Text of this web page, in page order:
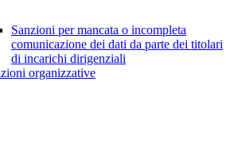
Sanzioni per mancata o incompleta
comunicazione dei dati da parte dei titolari
di incarichi dirigenziali
organizzative